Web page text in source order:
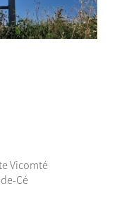
Vicomté
Cé